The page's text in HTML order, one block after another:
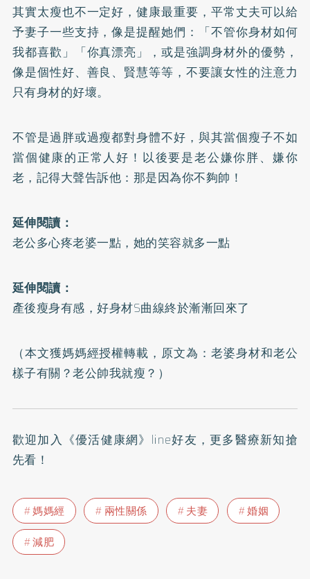
其實太瘦也不一定好，健康最重要，平常丈夫可以給
予妻子一些支持，像是提醒她們：「不管你身材如何
我都喜歡」「你真漂亮」，或是強調身材外的優勢，
像是個性好、善良、賢慧等等，不要讓女性的注意力
只有身材的好壞。
不管是過胖或過瘦都對身體不好，與其當個瘦子不如
當個健康的正常人好！以後要是老公嫌你胖、嫌你
老，記得大聲告訴他：那是因為你不夠帥！
延伸閱讀：
老公多心疼老婆一點，她的笑容就多一點
延伸閱讀：
產後瘦身有感，好身材S曲線終於漸漸回來了
（本文獲媽媽經授權轉載，原文為： 老婆身材和老公
樣子有關？老公帥我就瘦？ ）
歡迎加入 《優活健康網》line好友 ，更多醫療新知搶
先看！
媽媽經 兩性關係 夫妻
婚姻
減肥